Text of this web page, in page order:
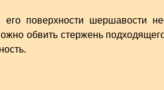
поверхности шершавости
обвить стержень